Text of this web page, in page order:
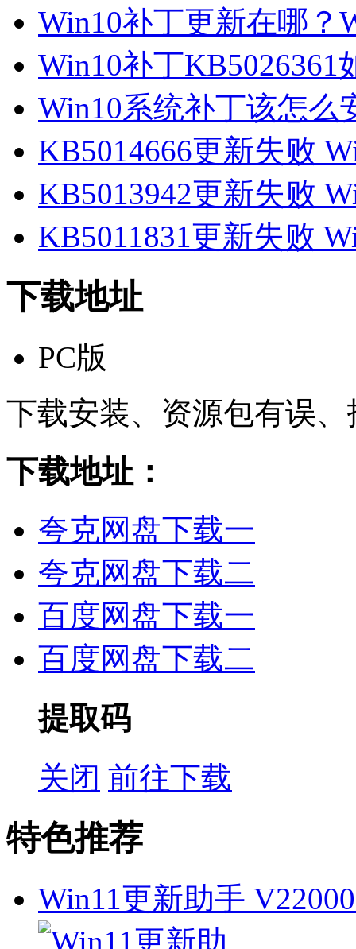
Win10补丁更新在哪？
Win10补丁KB5026361
Win10系统补丁该怎么
KB5014666更新失败
KB5013942更新失败
KB5011831更新失败
下载地址
PC版
下载安装、资源包有误
下载地址：
夸克网盘下载一
夸克网盘下载二
百度网盘下载一
百度网盘下载二
提取码
关闭 前往下载
特色推荐
Win11更新助手